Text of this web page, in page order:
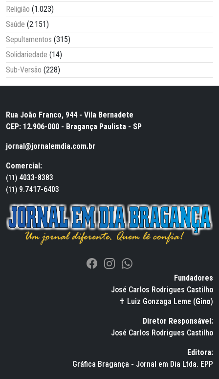
Religião (1.023)
Saúde (2.151)
Sepultamentos (315)
Solidariedade (14)
Sub-Versão (228)
Rua João Franco, 944 - Vila Bernadete
CEP: 12.906-000 - Bragança Paulista - SP
jornal@jornalemdia.com.br
Comercial:
(11) 4033-8383
(11) 9.7417-6403
Fundadores
José Carlos Rodrigues Castilho
✝ Luiz Gonzaga Leme (Gino)
Diretor Responsável:
José Carlos Rodrigues Castilho
Editora:
Gráfica Bragança - Jornal em Dia Ltda. EPP